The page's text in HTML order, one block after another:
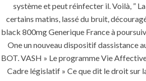
système et peut réinfecter il. Voilà, ”
certains matins, lassé du bruit,
black 800mg Generique France à
One un nouveau dispositif dassistance
BOT. VASH » Le programme Vie
Cadre législatif » Ce que dit le droit sur
+971 6 779 3184
+971 50 279 0988
support@pioneer-sts.com